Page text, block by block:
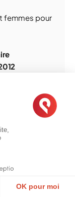
femmes pour
– Vern
et du
OK pour moi